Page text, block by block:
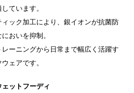
ています。
ック加工により、銀イオンが抗菌防
おいを抑制。
ーニングから日常まで幅広く活躍す
ェアです。
ットフーディ